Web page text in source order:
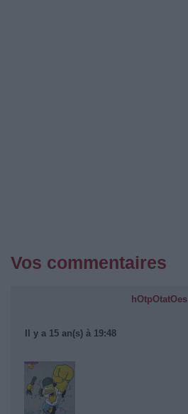
Vos commentaires
hOtpOtatOes
Il y a 15 an(s) à 19:48